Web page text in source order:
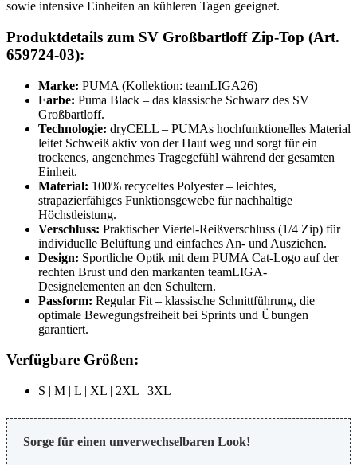
sowie intensive Einheiten an kühleren Tagen geeignet.
Produktdetails zum SV Großbartloff Zip-Top (Art.
659724-03):
Marke: PUMA (Kollektion: teamLIGA26)
Farbe: Puma Black – das klassische Schwarz des SV
Großbartloff.
Technologie: dryCELL – PUMAs hochfunktionelles Material
leitet Schweiß aktiv von der Haut weg und sorgt für ein
trockenes, angenehmes Tragegefühl während der gesamten
Einheit.
Material: 100% recyceltes Polyester – leichtes,
strapazierfähiges Funktionsgewebe für nachhaltige
Höchstleistung.
Verschluss: Praktischer Viertel-Reißverschluss (1/4 Zip) für
individuelle Belüftung und einfaches An- und Ausziehen.
Design: Sportliche Optik mit dem PUMA Cat-Logo auf der
rechten Brust und den markanten teamLIGA-
Designelementen an den Schultern.
Passform: Regular Fit – klassische Schnittführung, die
optimale Bewegungsfreiheit bei Sprints und Übungen
garantiert.
Verfügbare Größen:
S | M | L | XL | 2XL | 3XL
Sorge für einen unverwechselbaren Look!